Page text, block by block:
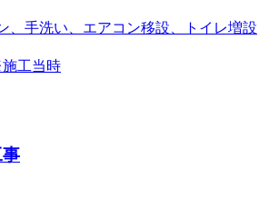
、手洗い、エアコン移設、トイレ増設
工当時